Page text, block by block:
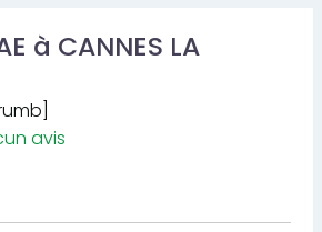
à CANNES LA
avis